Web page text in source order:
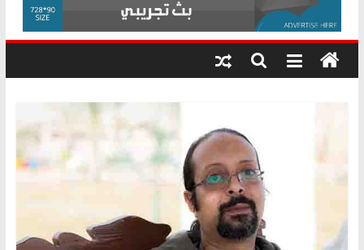
حزب التحالف الشعبي يطلق لجنة “الحق
في الصحة” بالإسكندرية لرصد الانتهاكات
ودعم المرضى
درب..
وتبقى
هي